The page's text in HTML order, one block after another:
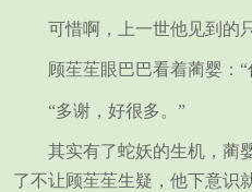
可惜啊，上一世他见到的
顾苼苼眼巴巴看着蔺婴：
“多谢，好很多。”
其实有了蛇妖的生机，蔺
了不让顾苼苼生疑，他下意识